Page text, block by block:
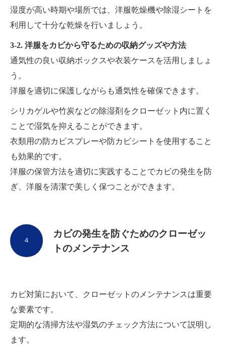
湿度が高い時期や場所では、洋服乾燥機や除湿シートを
利用して十分な乾燥を行いましょう。
3-2. 洋服をカビから守るための収納グッズや方法
通気性の良い収納ボックスや衣装ケースを活用しましょ
う。
洋服を適切に保護しながらも通気性を確保できます。
シリカゲルや竹炭などの除湿剤をクローゼット内に置く
ことで湿気を抑えることができます。
衣類用の防カビスプレーや防カビシートを使用すること
も効果的です。
洋服の保管方法を適切に実践することでカビの発生を防
ぎ、洋服を清潔で美しく保つことができます。
カビの発生を防ぐためのクローゼッ
トのメンテナンス
４
カビ対策において、クローゼットのメンテナンスは重要
な要素です。
定期的な清掃方法や湿気のチェック方法について説明し
ます。